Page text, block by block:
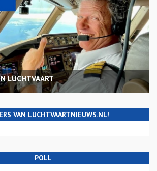
LUCHTVAART
VAN LUCHTVAARTNIEUWS.NL!
POLL